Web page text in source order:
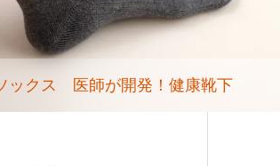
ックス 医師が開発！健康靴下